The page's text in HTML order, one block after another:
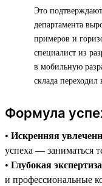
Это
департамента
примеров и
специалист из
в мобильную
склада переходил
Формула
• Искренняя
успеха — заниматься
• Глубокая
и профессиональные